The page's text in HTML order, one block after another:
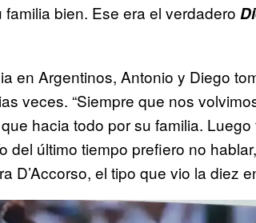
bien. Ese era el verdadero
en Argentinos, Antonio y Diego
veces. “Siempre que nos
hacia todo por su familia.
del último tiempo prefiero no
D’Accorso, el tipo que vio la diez